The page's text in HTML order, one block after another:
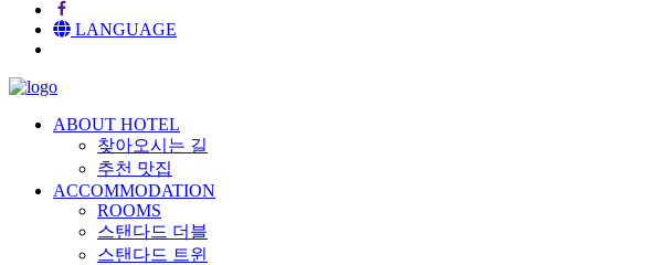
LANGUAGE
ABOUT HOTEL
찾아오시는 길
추천 맛집
ACCOMMODATION
ROOMS
스탠다드 더블
스탠다드 트윈